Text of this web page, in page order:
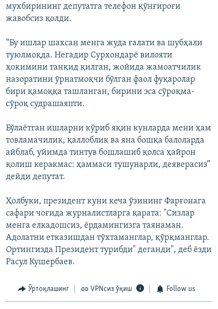
мухбирининг депутатга телефон қўнғироғи
жавобсиз қолди.
“Бу ишлар шахсан менга жуда ғалати ва шубҳали
туюлмоқда. Негадир Сурхондарё вилояти
ҳокимини танқид қилган, жойида жамоатчилик
назоратини ўрнатмоқчи бўлган фаол фуқаролар
бири қамоққа ташланган, бирини эса сўроқма-
сўроқ судрашаяпти.
Бўлаётган ишларни кўриб яқин кунларда мени ҳам
товламачилик, қаллоблик ва яна бошқа балоларда
айблаб, уйимда тинтув бошлашиб қолса ҳайрон
қолиш керакмас: ҳаммаси тушунарли, деяверасиз”
дейди депутат.
Ҳолбуки, президент куни кеча ўзининг Фарғонага
сафари чоғида журналистларга қарата: "Сизлар
менга елкадошсиз, ёрдамингизга таянаман.
Адолатни етказишдан тўхтаманглар, қўрқманглар.
Ортингизда Президент турибди" деганди", деб ёзди
Расул Кушербаев.
Ўртоқлашинг VPNсиз ўқиш Follow us